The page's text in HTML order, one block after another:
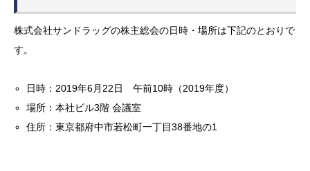
株式会社サンドラッグの株主総会の日時・場所は下記のとおりで
す。
日時：2019年6月22日 午前10時（2019年度）
場所：本社ビル3階 会議室
住所：東京都府中市若松町一丁目38番地の1